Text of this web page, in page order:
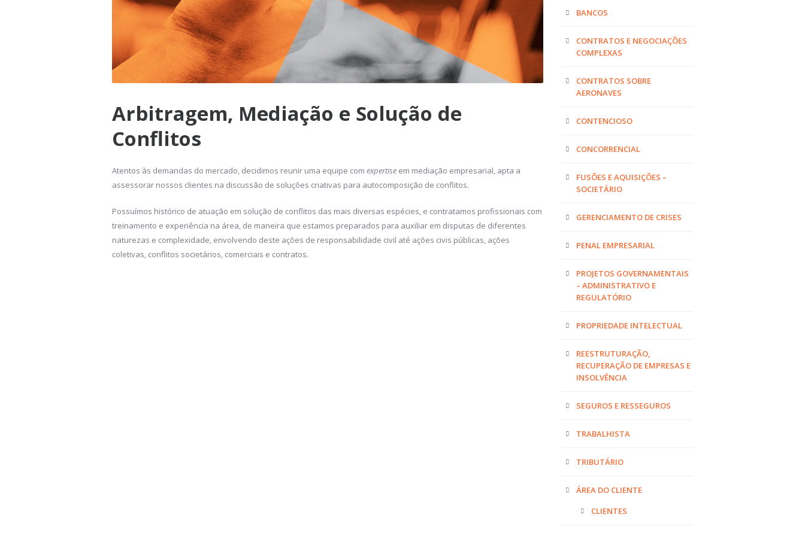
Arbitragem, Mediação e Solução de
Conflitos
Atentos às demandas do mercado, decidimos reunir uma equipe com expertise em mediação empresarial, apta a
assessorar nossos clientes na discussão de soluções criativas para autocomposição de conflitos.
Possuímos histórico de atuação em solução de conflitos das mais diversas espécies, e contratamos profissionais com
treinamento e experiência na área, de maneira que estamos preparados para auxiliar em disputas de diferentes
naturezas e complexidade, envolvendo deste ações de responsabilidade civil até ações civis públicas, ações
coletivas, conflitos societários, comerciais e contratos.
BANCOS
CONTRATOS E NEGOCIAÇÕES
COMPLEXAS
CONTRATOS SOBRE
AERONAVES
CONTENCIOSO
CONCORRENCIAL
FUSÕES E AQUISIÇÕES –
SOCIETÁRIO
GERENCIAMENTO DE CRISES
PENAL EMPRESARIAL
PROJETOS GOVERNAMENTAIS
– ADMINISTRATIVO E
REGULATÓRIO
PROPRIEDADE INTELECTUAL
REESTRUTURAÇÃO,
RECUPERAÇÃO DE EMPRESAS E
INSOLVÊNCIA
SEGUROS E RESSEGUROS
TRABALHISTA
TRIBUTÁRIO
ÁREA DO CLIENTE
CLIENTES